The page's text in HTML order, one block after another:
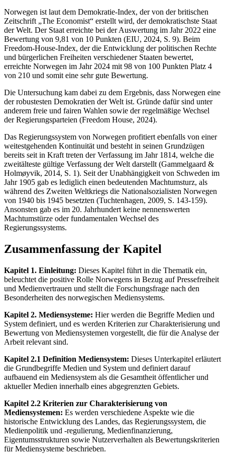
Norwegen ist laut dem Demokratie-Index, der von der britischen
Zeitschrift „The Economist“ erstellt wird, der demokratischste Staat
der Welt. Der Staat erreichte bei der Auswertung im Jahr 2022 eine
Bewertung von 9,81 von 10 Punkten (EIU, 2024, S. 9). Beim
Freedom-House-Index, der die Entwicklung der politischen Rechte
und bürgerlichen Freiheiten verschiedener Staaten bewertet,
erreichte Norwegen im Jahr 2024 mit 98 von 100 Punkten Platz 4
von 210 und somit eine sehr gute Bewertung.
Die Untersuchung kam dabei zu dem Ergebnis, dass Norwegen eine
der robustesten Demokratien der Welt ist. Gründe dafür sind unter
anderem freie und fairen Wahlen sowie der regelmäßige Wechsel
der Regierungsparteien (Freedom House, 2024).
Das Regierungssystem von Norwegen profitiert ebenfalls von einer
weitestgehenden Kontinuität und besteht in seinen Grundzügen
bereits seit in Kraft treten der Verfassung im Jahr 1814, welche die
zweitälteste gültige Verfassung der Welt darstellt (Gammelgaard &
Holmøyvik, 2014, S. 1). Seit der Unabhängigkeit von Schweden im
Jahr 1905 gab es lediglich einen bedeutenden Machtumsturz, als
während des Zweiten Weltkriegs die Nationalsozialisten Norwegen
von 1940 bis 1945 besetzten (Tuchtenhagen, 2009, S. 143-159).
Ansonsten gab es im 20. Jahrhundert keine nennenswerten
Machtumstürze oder fundamentalen Wechsel des
Regierungssystems.
Zusammenfassung der Kapitel
Kapitel 1. Einleitung: Dieses Kapitel führt in die Thematik ein,
beleuchtet die positive Rolle Norwegens in Bezug auf Pressefreiheit
und Medienvertrauen und stellt die Forschungsfrage nach den
Besonderheiten des norwegischen Mediensystems.
Kapitel 2. Mediensysteme: Hier werden die Begriffe Medien und
System definiert, und es werden Kriterien zur Charakterisierung und
Bewertung von Mediensystemen vorgestellt, die für die Analyse der
Arbeit relevant sind.
Kapitel 2.1 Definition Mediensystem: Dieses Unterkapitel erläutert
die Grundbegriffe Medien und System und definiert darauf
aufbauend ein Mediensystem als die Gesamtheit öffentlicher und
aktueller Medien innerhalb eines abgegrenzten Gebiets.
Kapitel 2.2 Kriterien zur Charakterisierung von
Mediensystemen: Es werden verschiedene Aspekte wie die
historische Entwicklung des Landes, das Regierungssystem, die
Medienpolitik und -regulierung, Medienfinanzierung,
Eigentumsstrukturen sowie Nutzerverhalten als Bewertungskriterien
für Mediensysteme beschrieben.